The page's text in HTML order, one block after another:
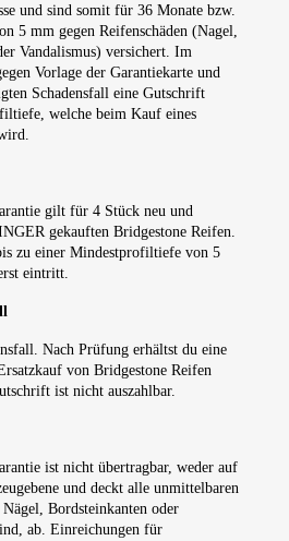
und sind somit für 36 Monate bzw.
5 mm gegen Reifenschäden (Nagel,
Vandalismus) versichert. Im
Vorlage der Garantiekarte und
Schadensfall eine Gutschrift
welche beim Kauf eines
gilt für 4 Stück neu und
gekauften Bridgestone Reifen.
zu einer Mindestprofiltiefe von 5
eintritt.
Nach Prüfung erhältst du eine
von Bridgestone Reifen
ist nicht auszahlbar.
ist nicht übertragbar, weder auf
und deckt alle unmittelbaren
Bordsteinkanten oder
ab. Einreichungen für